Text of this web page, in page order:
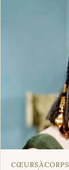
CŒURSÀCORPS